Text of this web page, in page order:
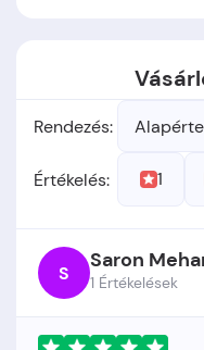
Rendezés:
Értékelés: 1
S Saron
1 Értékelések